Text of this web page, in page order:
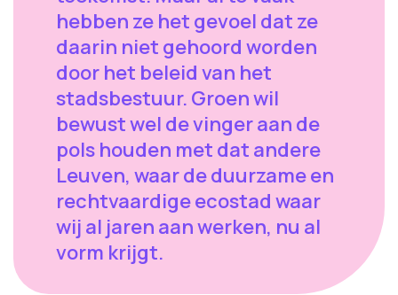
hebben ze het gevoel dat ze
daarin niet gehoord worden
door het beleid van het
stadsbestuur. Groen wil
bewust wel de vinger aan de
pols houden met dat andere
Leuven, waar de duurzame en
rechtvaardige ecostad waar
wij al jaren aan werken, nu al
vorm krijgt.